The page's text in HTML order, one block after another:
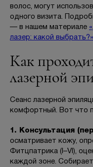
волос, могут
одного визита.
— в нашем материале
лазер: какой выбрать?»
Как
лазерной
Сеанс лазерной
комфортный. Вот что
1. Консультация
осматривает кожу,
Фитцпатрика (I–VI),
каждой зоне.